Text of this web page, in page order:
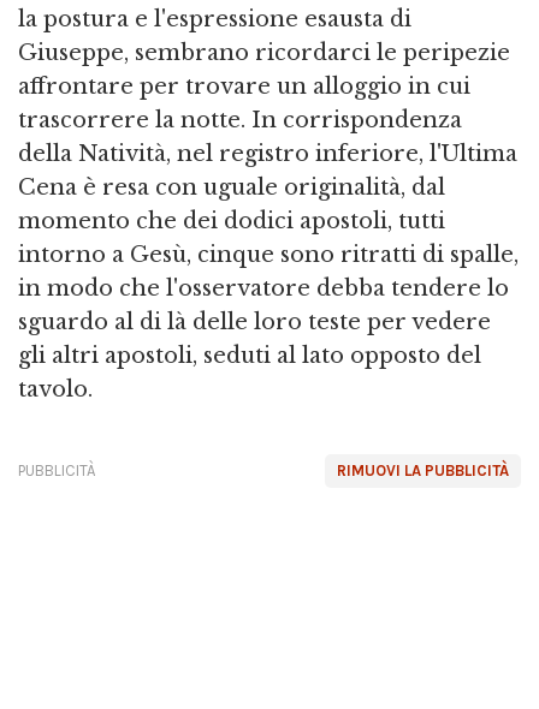
la postura e l'espressione esausta di
Giuseppe, sembrano ricordarci le peripezie
affrontare per trovare un alloggio in cui
trascorrere la notte. In corrispondenza
della Natività, nel registro inferiore, l'Ultima
Cena è resa con uguale originalità, dal
momento che dei dodici apostoli, tutti
intorno a Gesù, cinque sono ritratti di spalle,
in modo che l'osservatore debba tendere lo
sguardo al di là delle loro teste per vedere
gli altri apostoli, seduti al lato opposto del
tavolo.
RIMUOVI LA PUBBLICITÀ
PUBBLICITÀ